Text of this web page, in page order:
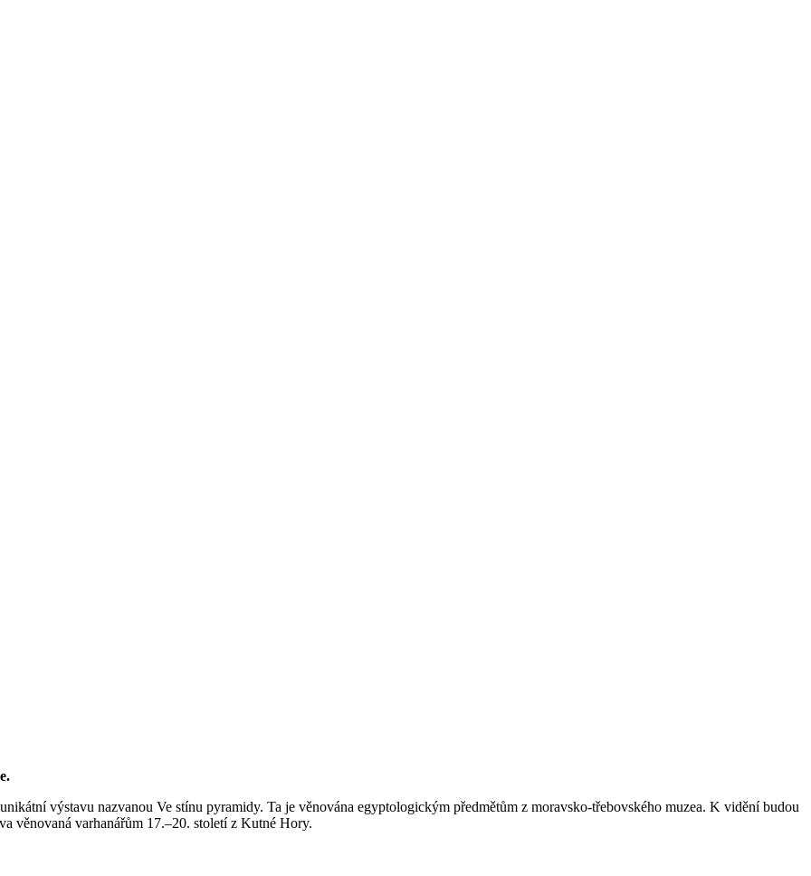
výstavu nazvanou Ve stínu pyramidy. Ta je věnována egyptologickým předmětům z moravsko­‑třebovského muzea. K vidění budou
věnovaná varhanářům 17.–20. století z Kutné Hory.